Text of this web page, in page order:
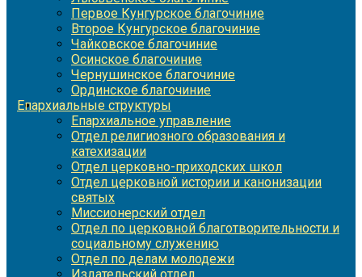
Первое Кунгурское благочиние
Второе Кунгурское благочиние
Чайковское благочиние
Осинское благочиние
Чернушинское благочиние
Ординское благочиние
Епархиальные структуры
Епархиальное управление
Отдел религиозного образования и
катехизации
Отдел церковно-приходских школ
Отдел церковной истории и канонизации
святых
Миссионерский отдел
Отдел по церковной благотворительности и
социальному служению
Отдел по делам молодежи